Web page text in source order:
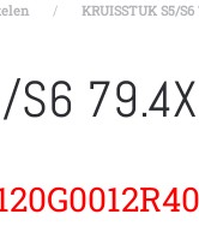
KRUISSTUK S5/S6
S6